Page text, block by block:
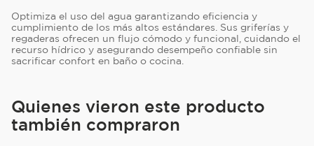
Optimiza el uso del agua garantizando eficiencia y
cumplimiento de los más altos estándares. Sus griferías y
regaderas ofrecen un flujo cómodo y funcional, cuidando el
recurso hídrico y asegurando desempeño confiable sin
sacrificar confort en baño o cocina.
Quienes vieron este producto
también compraron